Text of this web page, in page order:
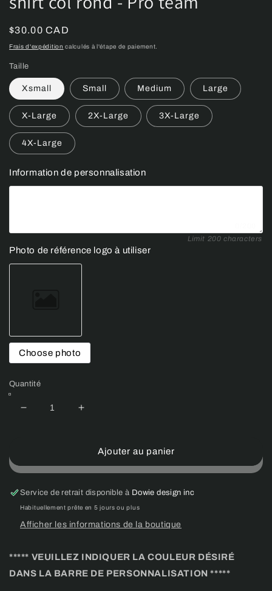
Prix
habituel
$30.00 CAD
Frais d'expédition calculés à l'étape de paiement.
Taille
Xsmall Small Medium Large
X-Large 2X-Large 3X-Large
4X-Large
Information de personnalisation
Limit 200 characters
Photo de référence logo à utiliser
Choose photo
Quantité
Réduire
(Catalogue
femmes/sport)
T-
rond
Pro
Augmenter
(Catalogue
femmes/sport)
T-
rond
Pro
Ajouter au panier
Service de retrait disponible à Dowie design inc
Habituellement prête en 5 jours ou plus
Afficher les informations de la boutique
***** VEUILLEZ INDIQUER LA COULEUR DÉSIRÉ
DANS LA BARRE DE PERSONNALISATION *****